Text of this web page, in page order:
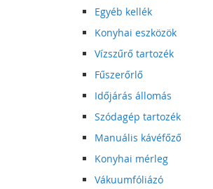
Egyéb kellék
Konyhai eszközök
Vízszűrő tartozék
Fűszerőrlő
Időjárás állomás
Szódagép tartozék
Manuális kávéfőző
Konyhai mérleg
Vákuumfóliázó